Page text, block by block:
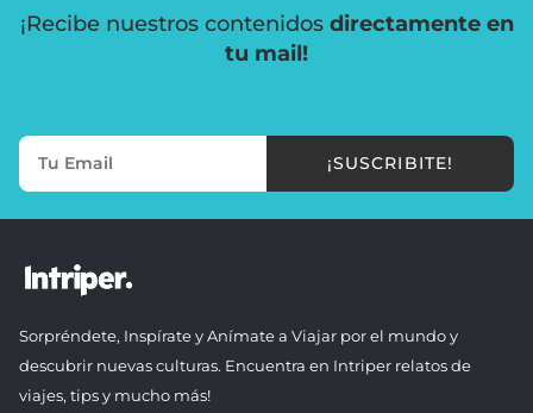
¡Recibe nuestros contenidos directamente en
tu mail!
¡SUSCRIBITE!
Sorpréndete, Inspírate y Anímate a Viajar por el mundo y
descubrir nuevas culturas. Encuentra en Intriper relatos de
viajes, tips y mucho más!